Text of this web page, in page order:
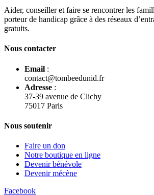
Aider, conseiller et faire se rencontrer les
porteur de handicap grâce à des réseaux
gratuits.
Nous contacter
Email :
contact@tombeedunid.fr
Adresse :
37-39 avenue de Clichy
75017 Paris
Nous soutenir
Faire un don
Notre boutique en ligne
Devenir bénévole
Devenir mécène
Facebook